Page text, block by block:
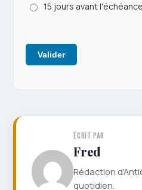
15 jours avant l'échéance
Valider
ÉCRIT PAR
Fred
Rédaction
quotidien.